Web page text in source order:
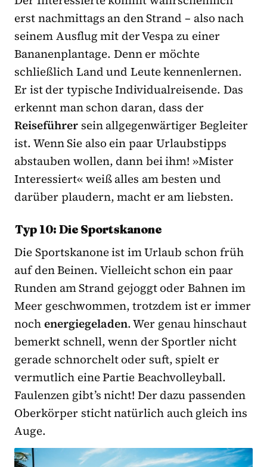
erst nachmittags an den Strand – also nach
seinem Ausflug mit der Vespa zu einer
Bananenplantage. Denn er möchte
schließlich Land und Leute kennenlernen.
Er ist der typische Individualreisende. Das
erkennt man schon daran, dass der
Reiseführer sein allgegenwärtiger Begleiter
ist. Wenn Sie also ein paar Urlaubstipps
abstauben wollen, dann bei ihm! »Mister
Interessiert« weiß alles am besten und
darüber plaudern, macht er am liebsten.
Typ 10: Die Sportskanone
Die Sportskanone ist im Urlaub schon früh
auf den Beinen. Vielleicht schon ein paar
Runden am Strand gejoggt oder Bahnen im
Meer geschwommen, trotzdem ist er immer
nochenergiegeladen. Wer genau hinschaut
bemerkt schnell, wenn der Sportler nicht
gerade schnorchelt oder suft, spielt er
vermutlich eine Partie Beachvolleyball.
Faulenzen gibt’s nicht! Der dazu passenden
Oberkörper sticht natürlich auch gleich ins
Auge.